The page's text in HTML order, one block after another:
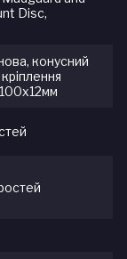
Disc,
конусний